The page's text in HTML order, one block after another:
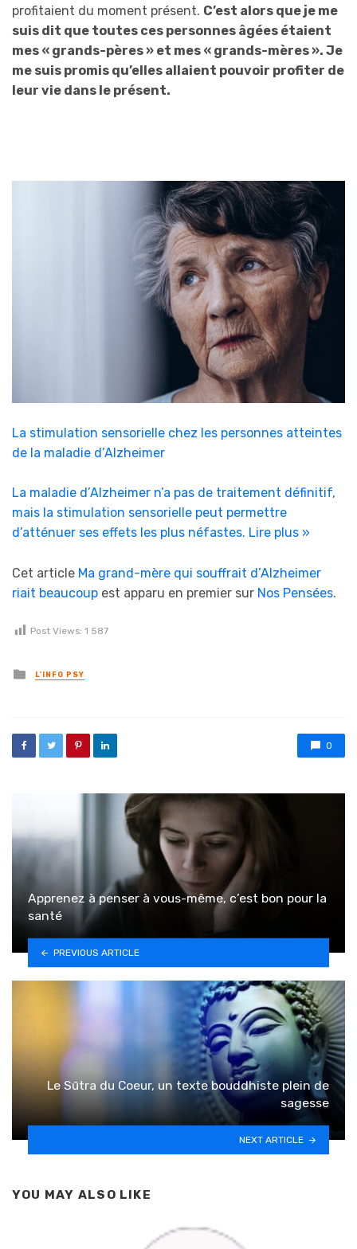
profitaient du moment présent. C’est alors que je me
suis dit que toutes ces personnes âgées étaient
mes « grands-pères » et mes « grands-mères ». Je
me suis promis qu’elles allaient pouvoir profiter de
leur vie dans le présent.
La stimulation sensorielle chez les personnes atteintes
de la maladie d’Alzheimer
La maladie d’Alzheimer n’a pas de traitement définitif,
mais la stimulation sensorielle peut permettre
d’atténuer ses effets les plus néfastes. Lire plus »
Cet article Ma grand-mère qui souffrait d’Alzheimer
riait beaucoup est apparu en premier sur Nos Pensées.
Post Views: 1 587
Posted in
L'INFO PSY
0
Apprenez à penser à vous-même, c’est bon pour la
santé
PREVIOUS ARTICLE
Le Sūtra du Coeur, un texte bouddhiste plein de
sagesse
NEXT ARTICLE
YOU MAY ALSO LIKE